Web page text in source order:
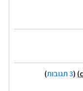
(3 תגובות
)